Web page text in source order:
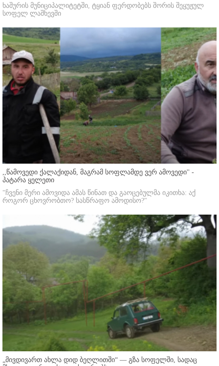
ხაშურის მუნიციპალიტეტში, ტყიან ფერდობებს შორის შეყუჟულ
სოფელ ლაშხევში
,,წამოვედი ქალაქიდან, მაგრამ სოფლამდე ვერ ამოვედი'' -
პატარა ყელეთი
"ჩვენი მერი ამოვიდა ამას წინათ და გაოცებულმა იკითხა: აქ
როგორ ცხოვრობთო? სასწრაფო ამოდისო?"
„მივდივართ ახლა დიდ ბეღლითში“ — გზა სოფელში, სადაც